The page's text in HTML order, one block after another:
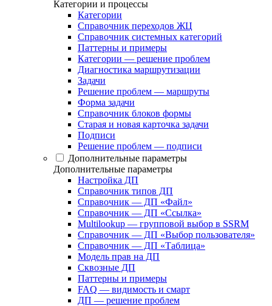
Категории и процессы
Категории
Справочник переходов ЖЦ
Справочник системных категорий
Паттерны и примеры
Категории — решение проблем
Диагностика маршрутизации
Задачи
Решение проблем — маршруты
Форма задачи
Справочник блоков формы
Старая и новая карточка задачи
Подписи
Решение проблем — подписи
Дополнительные параметры
Дополнительные параметры
Настройка ДП
Справочник типов ДП
Справочник — ДП «Файл»
Справочник — ДП «Ссылка»
Multilookup — групповой выбор в SSRM
Справочник — ДП «Выбор пользователя»
Справочник — ДП «Таблица»
Модель прав на ДП
Сквозные ДП
Паттерны и примеры
FAQ — видимость и смарт
ДП — решение проблем